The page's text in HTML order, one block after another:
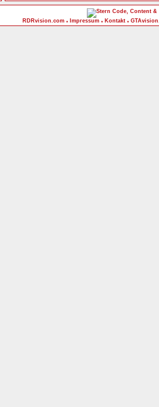
Code, Content &
RDRvision.com * Impressum * Kontakt *